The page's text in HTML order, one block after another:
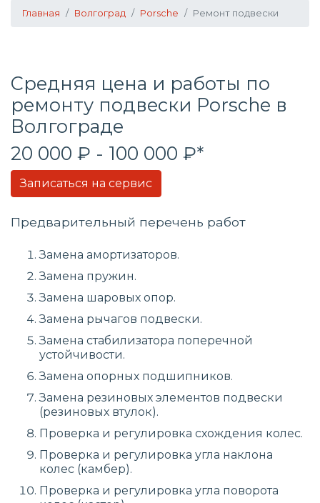
Главная Волгоград Porsche Ремонт подвески
Средняя цена и работы по
ремонту подвески Porsche в
Волгограде
20 000 ₽ - 100 000 ₽*
Записаться на сервис
Предварительный перечень работ
Замена амортизаторов.
Замена пружин.
Замена шаровых опор.
Замена рычагов подвески.
Замена стабилизатора поперечной
устойчивости.
Замена опорных подшипников.
Замена резиновых элементов подвески
(резиновых втулок).
Проверка и регулировка схождения колес.
Проверка и регулировка угла наклона
колес (камбер).
Проверка и регулировка угла поворота